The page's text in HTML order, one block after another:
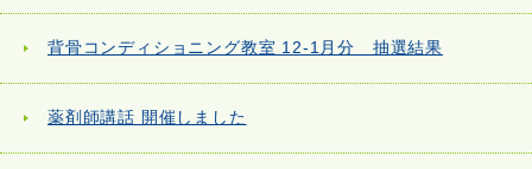
背骨コンディショニング教室 12-1月分 抽選結果
薬剤師講話 開催しました